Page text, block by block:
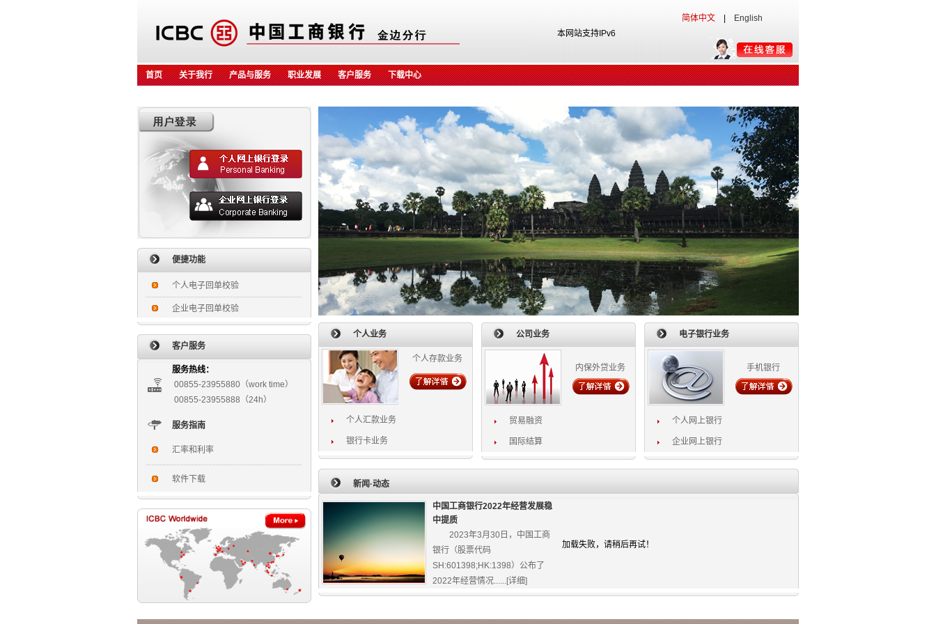
本网站支持IPv6
简体中文 English
首页 关于我行 产品与服务 职业发展 客户服务 下载中心
便捷功能
个人电子回单校验
企业电子回单校验
客户服务
服务热线：
00855-23955880（work time）
00855-23955888（24h）
服务指南
汇率和利率
软件下载
个人业务
个人存款业务
个人汇款业务
银行卡业务
公司业务
内保外贷业务
贸易融资
国际结算
电子银行业务
手机银行
个人网上银行
企业网上银行
新闻·动态
中国工商银行2022年经营发展稳
中提质
2023年3月30日，中国工商
银行（股票代码
SH:601398;HK:1398）公布了
2022年经营情况......[详细]
加载失败，请稍后再试！